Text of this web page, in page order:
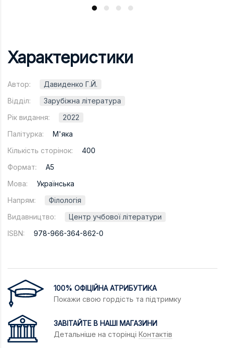
Характеристики
Автор:
Давиденко Г.Й.
Відділ:
Зарубіжна література
Рік видання:
2022
Палітурка:
М'яка
Кількість сторінок:
400
Формат:
A5
Мова:
Українська
Напрям:
Філологія
Видавництво:
Центр учбової літератури
ISBN:
978-966-364-862-0
100% ОФІЦІЙНА АТРИБУТИКА
Покажи свою гордість та підтримку
ЗАВІТАЙТЕ В НАШІ МАГАЗИНИ
Детальніше на сторінці Контактів